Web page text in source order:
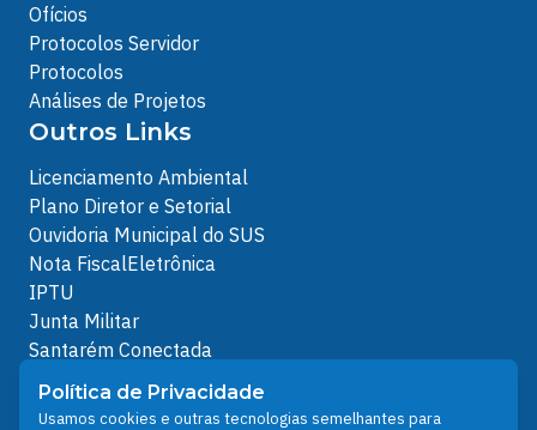
Ofícios
Protocolos Servidor
Protocolos
Análises de Projetos
Outros Links
Licenciamento Ambiental
Plano Diretor e Setorial
Ouvidoria Municipal do SUS
Nota FiscalEletrônica
IPTU
Junta Militar
Santarém Conectada
Política de Privacidade
People illustrations by Storyset
Política de Privacidade
Usamos cookies e outras tecnologias semelhantes para